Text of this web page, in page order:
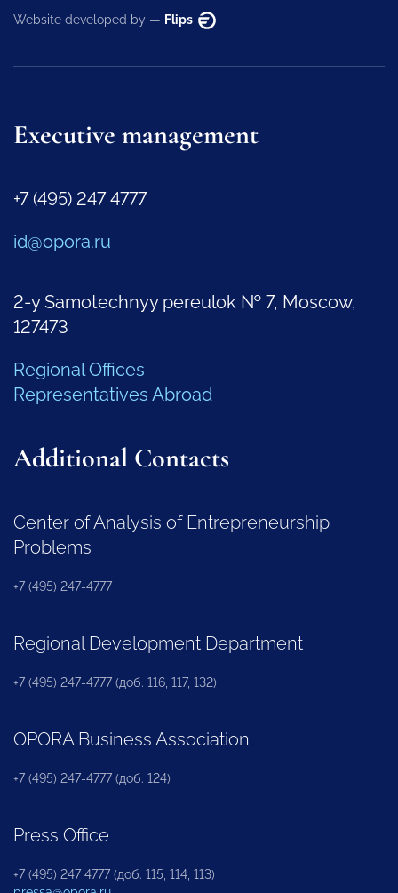
Website developed by — Flips
Executive management
+7 (495) 247 4777
id@opora.ru
2-y Samotechnyy pereulok № 7, Moscow,
127473
Regional Offices
Representatives Abroad
Additional Contacts
Center of Analysis of Entrepreneurship
Problems
+7 (495) 247-4777
Regional Development Department
+7 (495) 247-4777 (доб. 116, 117, 132)
OPORA Business Association
+7 (495) 247-4777 (доб. 124)
Press Office
+7 (495) 247 4777 (доб. 115, 114, 113)